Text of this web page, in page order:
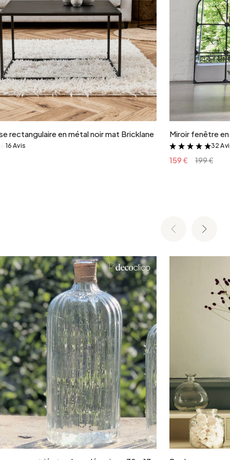
Ajouter au panier
rectangulaire en métal noir mat Bricklane
&
16 Avis
Miroir fenêtre
&
32
159 € 199 €
Ajouter au panier